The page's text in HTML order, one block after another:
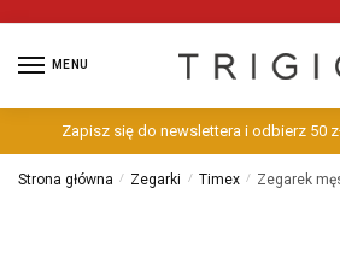
MENU
Zapisz się do newslettera i odbierz 50
Strona główna / Zegarki / Timex / Zegarek